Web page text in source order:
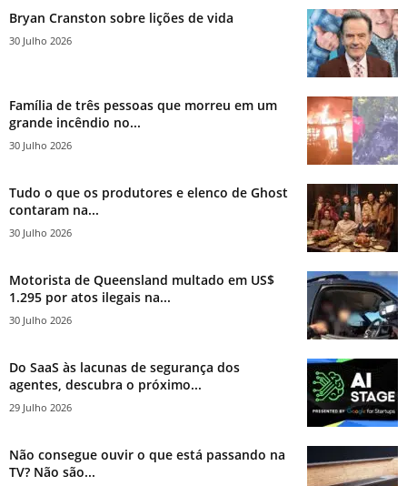
Bryan Cranston sobre lições de vida
30 Julho 2026
Família de três pessoas que morreu em um
grande incêndio no...
30 Julho 2026
Tudo o que os produtores e elenco de Ghost
contaram na...
30 Julho 2026
Motorista de Queensland multado em US$
1.295 por atos ilegais na...
30 Julho 2026
Do SaaS às lacunas de segurança dos
agentes, descubra o próximo...
29 Julho 2026
Não consegue ouvir o que está passando na
TV? Não são...